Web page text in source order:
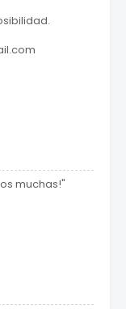
muchas!"